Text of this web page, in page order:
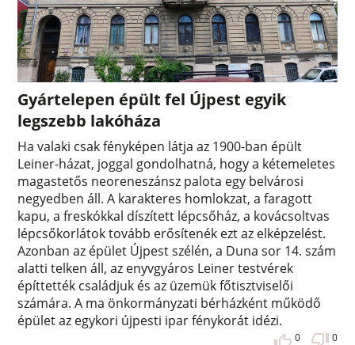
Gyártelepen épült fel Újpest egyik
legszebb lakóháza
Ha valaki csak fényképen látja az 1900-ban épült
Leiner-házat, joggal gondolhatná, hogy a kétemeletes
magastetős neoreneszánsz palota egy belvárosi
negyedben áll. A karakteres homlokzat, a faragott
kapu, a freskókkal díszített lépcsőház, a kovácsoltvas
lépcsőkorlátok tovább erősítenék ezt az elképzelést.
Azonban az épület Újpest szélén, a Duna sor 14. szám
alatti telken áll, az enyvgyáros Leiner testvérek
építtették családjuk és az üzemük főtisztviselői
számára. A ma önkormányzati bérházként működő
épület az egykori újpesti ipar fénykorát idézi.
0 0